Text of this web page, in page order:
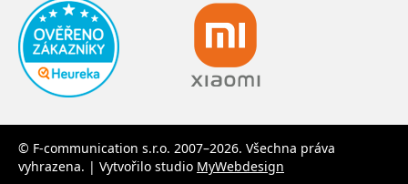
© F-communication s.r.o. 2007–2026. Všechna práva
vyhrazena. | Vytvořilo studio MyWebdesign